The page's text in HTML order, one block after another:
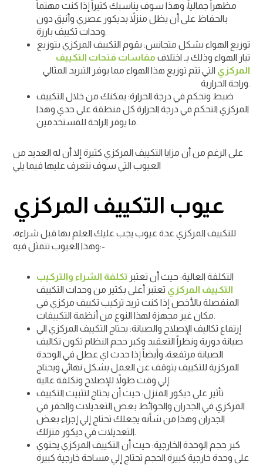
مظهراً جمالياً، وهذا سوف يناسبك كثيراً إذا كنت مهتماً
بالحفاظ على أن يظل منزلاً بديكور عصري وأنيق دون
وحدات تكييف بارزة.
توزيع الهواء بشكل متجانس: يقوم التكييف المركزي بتوزيع
تيار الهواء وذلك بـ اختلاف مقاسات فتحات التكييف
المركزي التي تتم توزيع هذا الهواء مما يوفر التبريد المثالي
وراحة الحرارية.
ضبط وتحكم في درجة الحرارة: يمكنك من خلال التكييف
المركزي التحكم في درجة الحرارة كل منطقة على حدي وهذا
ما يوفر الراحة للمستخدمين.
على الرغم من أن مزايا التكييف المركزي كثيرة إلا أن له العديد من
العيوب التي سوف نتعرف عليها فيما يلي
للتكييف المركزي عدة عيوب يجب عليك العلم بها قبل شراءه،
وهذا العيوب تتمثل فيه:-
التكلفة العالية: حيث أن تعتبر تكلفة الشراء والتركيب
التكييف المركزي تعتبر أعلى بكثير من وحدات التكييف
المنفصلة بالأخص إذا كنت تريد تركيب تكييف مركزي في
مكان غير مجهزة لهذا النوع من أنظمة التكييفات.
إرتفاع تكاليف الإصلاح والصيانة: يحتاج التكييف المركزي الي
صيانة دورية ونظراً التعقيد وكبر حجم النظام تكون تكاليف
الصيانة مرتفعة، وأيضاً إذا حدث اي عطل في الوحدة
المركزية للتكييف يتوقف عن العمل بشكل نهائي ويحتاج
إلي وقت طولاً للإصلاح وتكلفة عالية.
تأثير على ديكور المنزل: حيث أن يحتاج لتثبيت التكييف
المركزي في الجدران والحوائط بعض التعديلات والحفر في
الجدران وهذا من شأنه يجعلك تحتاج إلي إجراء بعض
التعديلات في ديكور منزلك.
كبر حجم الوحدة الخارجية: حيث أن التكييف المركزي يحتوي
على وحدة خارجية كبيرة الحجم تحتاج إلي مساحة خارجية كبيرة